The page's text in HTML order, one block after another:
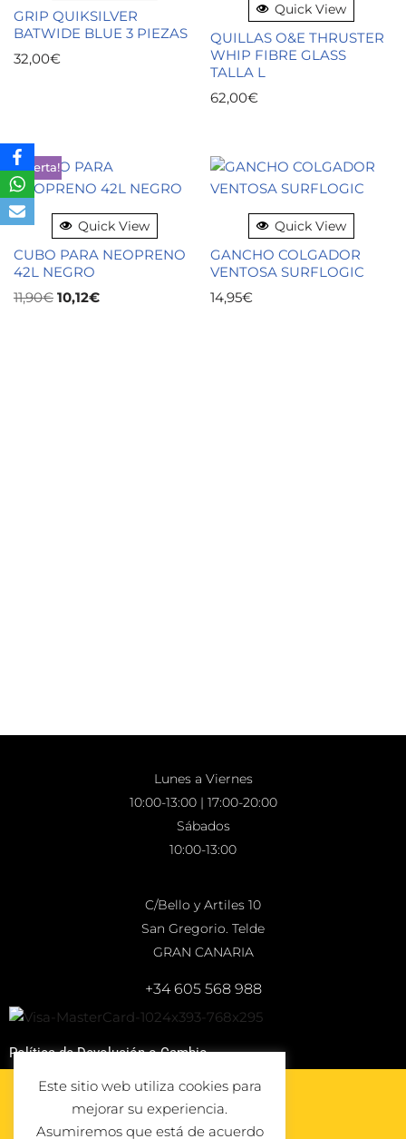
GRIP QUIKSILVER
BATWIDE BLUE 3 PIEZAS
32,00€
Quick View
QUILLAS O&E THRUSTER
WHIP FIBRE GLASS
TALLA L
62,00€
¡Oferta!
Quick View
CUBO PARA NEOPRENO
42L NEGRO
11,90€ 10,12€
Quick View
GANCHO COLGADOR
VENTOSA SURFLOGIC
14,95€
Lunes a Viernes
10:00-13:00 | 17:00-20:00
Sábados
10:00-13:00
C/Bello y Artiles 10
San Gregorio. Telde
GRAN CANARIA
+34 605 568 988
Política de Devolución o Cambio
Este sitio web utiliza cookies para
mejorar su experiencia.
Asumiremos que está de acuerdo